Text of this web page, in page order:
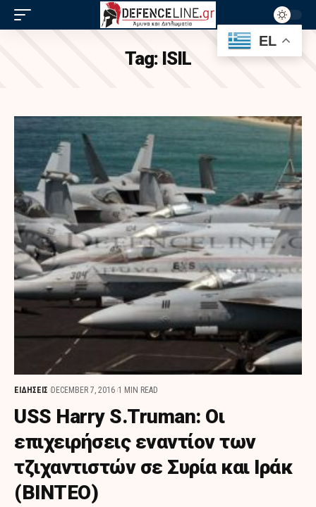
Tag: ISIL
ΕΙΔΗΣΕΙΣ DECEMBER 7, 2016 1 MIN READ
USS Harry S.Truman: Οι
επιχειρήσεις εναντίον των
τζιχαντιστών σε Συρία και Ιράκ
(ΒΙΝΤΕΟ)
EL